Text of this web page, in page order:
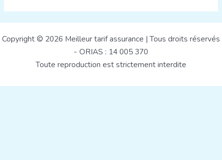
Copyright © 2026 Meilleur tarif assurance | Tous droits réservés
- ORIAS : 14 005 370
Toute reproduction est strictement interdite